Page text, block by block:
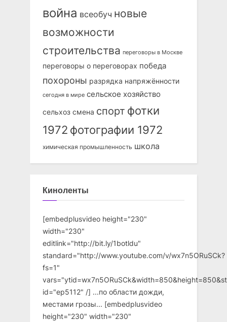
война всеобуч новые
возможности
строительства переговоры в Москве
переговоры о переговорах победа
похороны разрядка напряжённости
сегодня в мире сельское хозяйство
сельхоз смена спорт фотки
1972 фотографии 1972
химическая промышленность школа
Киноленты
[embedplusvideo height="230"
width="230"
editlink="http://bit.ly/1botldu"
standard="http://www.youtube.com/v/wx7n5ORuSCk?
fs=1"
id="ep5112" /] ...по области дожди,
местами грозы... [embedplusvideo
height="230" width="230"